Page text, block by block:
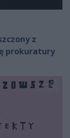
z
prokuratury